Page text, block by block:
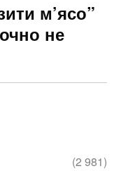
м’ясо”
не
(2 981)